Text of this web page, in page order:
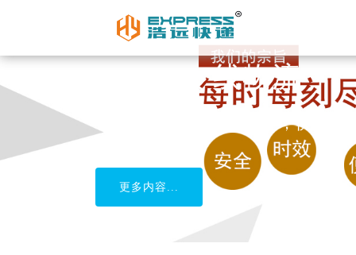
柬埔寨专线物流
中国到柬埔寨货运，安全，快捷
更多内容...